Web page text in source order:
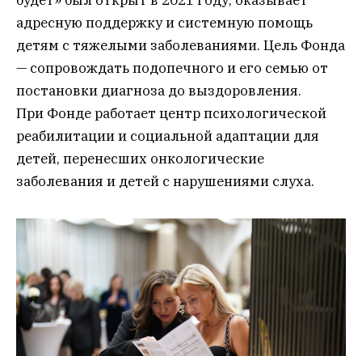
адресную поддержку и системную помощь
детям с тяжелыми заболеваниями. Цель Фонда
— сопровождать подопечного и его семью от
постановки диагноза до выздоровления.
При Фонде работает центр психологической
реабилитации и социальной адаптации для
детей, перенесших онкологические
заболевания и детей с нарушениями слуха.